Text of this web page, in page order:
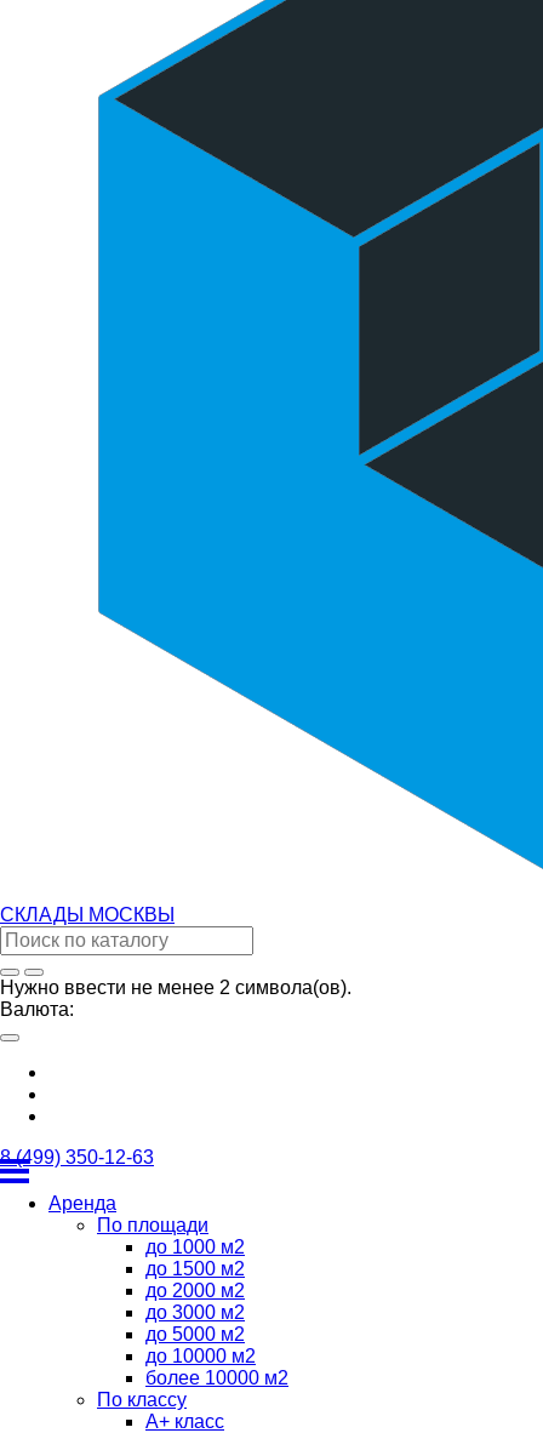
СКЛАДЫ МОСКВЫ
Нужно ввести не менее 2 символа(ов).
Валюта:
8 (499) 350-12-63
Аренда
По площади
до 1000 м2
до 1500 м2
до 2000 м2
до 3000 м2
до 5000 м2
до 10000 м2
более 10000 м2
По классу
А+ класс